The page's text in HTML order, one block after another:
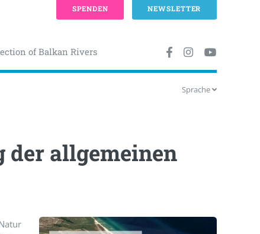
of Balkan Rivers
Sprache
allgemeinen
SPENDEN NEWSLETTER